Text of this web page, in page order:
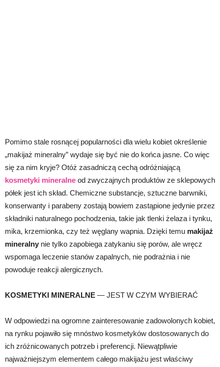
Pomimo stale rosnącej popularności dla wielu kobiet określenie
„makijaż mineralny” wydaje się być nie do końca jasne. Co więc
się za nim kryje? Otóż zasadniczą cechą odróżniającą
kosmetyki mineralne od zwyczajnych produktów ze sklepowych
półek jest ich skład. Chemiczne substancje, sztuczne barwniki,
konserwanty i parabeny zostają bowiem zastąpione jedynie przez
składniki naturalnego pochodzenia, takie jak tlenki żelaza i tynku,
mika, krzemionka, czy też węglany wapnia. Dzięki temu makijaż
mineralny nie tylko zapobiega zatykaniu się porów, ale wręcz
wspomaga leczenie stanów zapalnych, nie podrażnia i nie
powoduje reakcji alergicznych.
KOSMETYKI MINERALNE — JEST W CZYM WYBIERAĆ
W odpowiedzi na ogromne zainteresowanie zadowolonych kobiet,
na rynku pojawiło się mnóstwo kosmetyków dostosowanych do
ich zróżnicowanych potrzeb i preferencji. Niewątpliwie
najważniejszym elementem całego makijażu jest właściwy